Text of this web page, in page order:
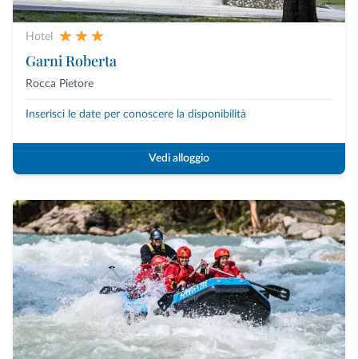
Hotel
Garni Roberta
Rocca Pietore
Inserisci le date per conoscere la disponibilità
Vedi alloggio